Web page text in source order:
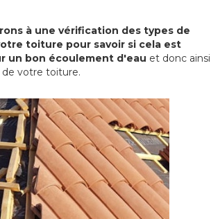
à une vérification des types de
toiture pour savoir si cela est
un bon écoulement d'eau et donc ainsi
de votre toiture.